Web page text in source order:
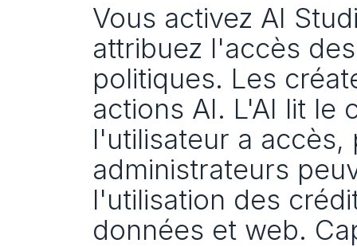
Vous activez AI
attribuez l'accès
politiques. Les
actions AI. L'AI lit le
l'utilisateur a
administrateurs
l'utilisation des
données et web.